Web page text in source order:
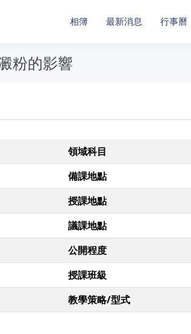
相簿 最新消息 行事曆
粉的影響
領域科目
備課地點
授課地點
議課地點
公開程度
授課班級
教學策略/型式